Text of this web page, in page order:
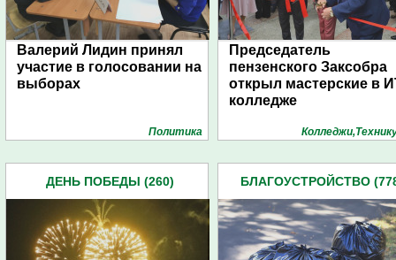
Валерий Лидин принял
участие в голосовании на
выборах
Политика
Председатель
пензенского Заксобра
открыл мастерские в
колледже
ДЕНЬ ПОБЕДЫ (260) БЛАГОУСТРОЙСТВО